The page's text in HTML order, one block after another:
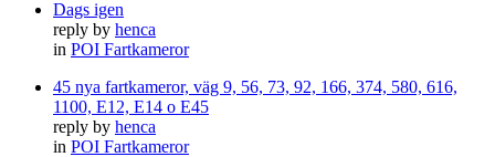
Dags igen
reply by henca
in POI Fartkameror
45 nya fartkameror, väg 9, 56, 73, 92, 166, 374, 580, 616,
1100, E12, E14 o E45
reply by henca
in POI Fartkameror